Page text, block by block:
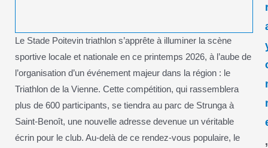
Le Stade Poitevin triathlon s’apprête à illuminer la scène
sportive locale et nationale en ce printemps 2026, à l’aube de
l’organisation d’un événement majeur dans la région : le
Triathlon de la Vienne. Cette compétition, qui rassemblera
plus de 600 participants, se tiendra au parc de Strunga à
Saint-Benoît, une nouvelle adresse devenue un véritable
écrin pour le club. Au-delà de ce rendez-vous populaire, le
,